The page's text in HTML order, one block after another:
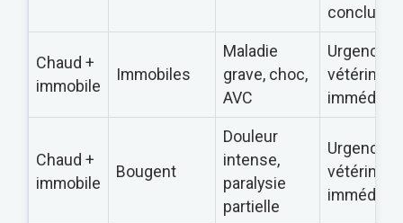
conclure
Chaud +
immobile
Immobiles
Maladie
grave, choc,
AVC
Urgence
vétérinaire
immédiate
Chaud +
immobile
Bougent
Douleur
intense,
paralysie
partielle
Urgence
vétérinaire
immédiate